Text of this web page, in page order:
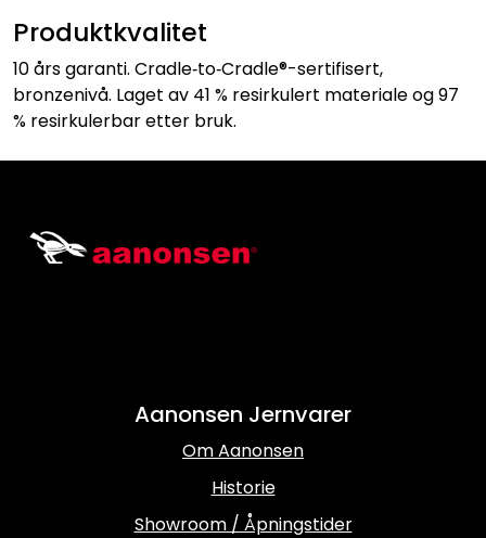
Produktkvalitet
10 års garanti. Cradle‑to‑Cradle®-sertifisert,
bronzenivå. Laget av 41 % resirkulert materiale og 97
% resirkulerbar etter bruk.
Aanonsen Jernvarer
Om Aanonsen
Historie
Showroom / Åpningstider